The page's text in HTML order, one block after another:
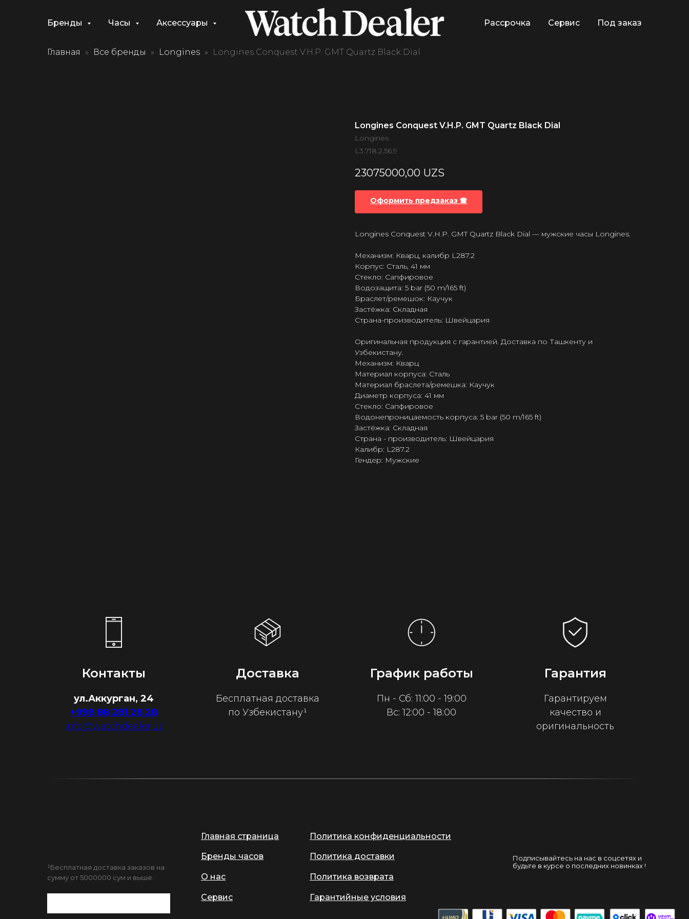
Бренды Часы Аксессуары Рассрочка Сервис Под заказ
Главная Все бренды Longines Longines Conquest V.H.P. GMT Quartz Black Dial
Longines Conquest V.H.P. GMT Quartz Black Dial
Longines
L3.718.2.56.9
23075000,00 UZS
Оформить предзаказ 🕿
Longines Conquest V.H.P. GMT Quartz Black Dial — мужские часы Longines.
Механизм: Кварц, калибр L287.2
Корпус: Сталь, 41 мм
Стекло: Сапфировое
Водозащита: 5 bar (50 m/165 ft)
Браслет/ремешок: Каучук
Застёжка: Складная
Страна-производитель: Швейцария
Оригинальная продукция с гарантией. Доставка по Ташкенту и
Узбекистану.
Механизм: Кварц
Материал корпуса: Сталь
Материал браслета/ремешка: Каучук
Диаметр корпуса: 41 мм
Стекло: Сапфировое
Водонепроницаемость корпуса: 5 bar (50 m/165 ft)
Застёжка: Складная
Страна - производитель: Швейцария
Калибр: L287.2
Гендер: Мужские
Контакты
ул.Аккурган, 24
+998 88 281 28 28
info@watchdealer.uz
Доставка
Бесплатная доставка
по Узбекистану¹
График работы
Пн - Сб: 11:00 - 19:00
Вс: 12:00 - 18:00
Гарантия
Гарантируем
качество и
оригинальность
Подписывайтесь на нас в соцсетях и
будьте в курсе о последних новинках !
Главная страница
Бренды часов
О нас
Сервис
¹Бесплатная доставка заказов на
сумму от 5000000 сум и выше.
Политика конфиденциальности
Политика доставки
Политика возврата
Гарантийные условия